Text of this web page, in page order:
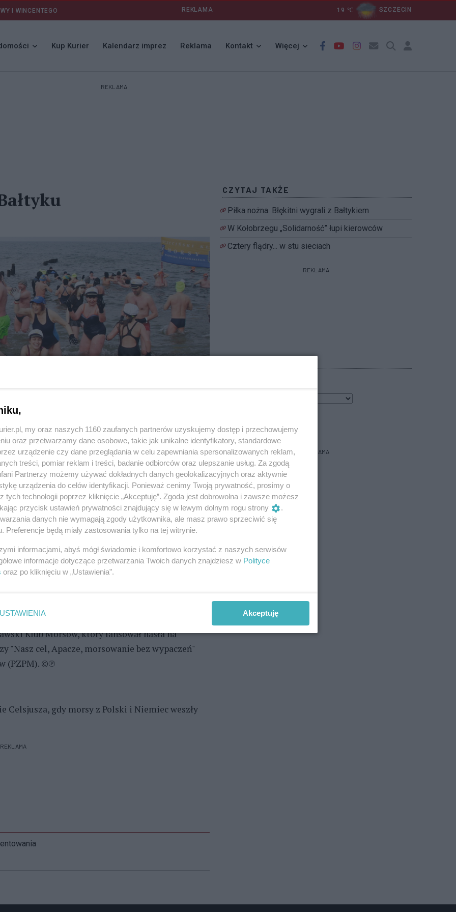
I WINCENTEGO REKLAMA 19 ℃ SZCZECIN
Kup Kurier Kalendarz imprez Reklama Kontakt Więcej
REKLAMA
półroczna dziewczynka, a
Maria Piskier z biura
Morsów "Mielno 2016". W niedzielne (14
się 1822 osoby z 2061 uczestników imprezy.
REKLAMA
gdy było 1799 miłośników jednoczesnej
morsów. Przybyli reprezentanci 93 klubów z
fantazyjne stroje, np. Batmana, syren, cyganek
Beata Wieszeczewska ze Stowarzyszenia
Klubu Morsów zostali uznani za królową i
nagrodzono Klub Sportowy Amber z Tomaszowa
Klub Morsów, który lansował hasła na
"Nasz cel, Apacze, morsowanie bez wypaczeń"
(PZPM). ©℗
Celsjusza, gdy morsy z Polski i Niemiec weszły
REKLAMA
CZYTAJ TAKŻE
Piłka nożna. Błękitni wygrali z Bałtykiem
W Kołobrzegu „Solidarność” łupi kierowców
Cztery flądry... w stu sieciach
REKLAMA
REKLAMA
my oraz naszych 1160 zaufanych partnerów uzyskujemy dostęp i przechowujemy
oraz przetwarzamy dane osobowe, takie jak unikalne identyfikatory, standardowe
urządzenie czy dane przeglądania w celu zapewniania spersonalizowanych reklam,
treści, pomiar reklam i treści, badanie odbiorców oraz ulepszanie usług. Za zgodą
Partnerzy możemy używać dokładnych danych geolokalizacyjnych oraz aktywnie
urządzenia do celów identyfikacji. Ponieważ cenimy Twoją prywatność, prosimy o
tych technologii poprzez kliknięcie „Akceptuję”. Zgoda jest dobrowolna i zawsze możesz
przycisk ustawień prywatności znajdujący się w lewym dolnym rogu strony
.
danych nie wymagają zgody użytkownika, ale masz prawo sprzeciwić się
Preferencje będą miały zastosowania tylko na tej witrynie.
informacjami, abyś mógł świadomie i komfortowo korzystać z naszych serwisów
informacje dotyczące przetwarzania Twoich danych znajdziesz w Polityce
oraz po kliknięciu w „Ustawienia”.
USTAWIENIA Akceptuję